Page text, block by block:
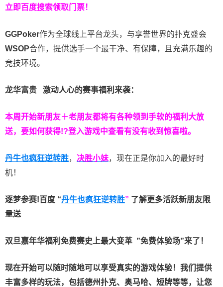
立即百度搜索领取门票！
GGPoker作为全球线上平台龙头，与享誉世界的扑克盛会
WSOP合作，提供选手一个最干净、有保障，且充满乐趣的
竞技环境。
龙华富贵 激动人心的赛事福利来袭：
本周开始新朋友＋老朋友都将有各种领到手软的福利大放
送，要如何获得!?登入游戏中查看有没有收到惊喜啦。
丹牛也疯狂逆转胜， 决胜小妹，现在正是你加入的最好时
机！
逐梦参赛!百度 “丹牛也疯狂逆转胜” 了解更多活跃新朋友限
量送
双旦嘉年华福利 免费赛史上最大变革 ”免费体验场”来了！
现在开始可以随时随地可以享受真实的游戏体验！我们提供
丰富多样的玩法，包括德州扑克、奥马哈、短牌等等，让您